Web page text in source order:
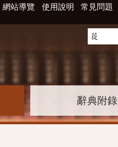
網站導覽 使用說明 常見問題
辭典附錄